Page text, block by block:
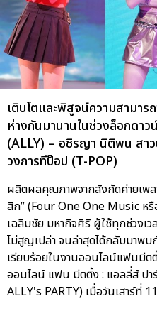
เติบโตและพิสูจน์ความสามา
ห่างกันมานานในช่วงล็อกดา
(ALLY) – อชิรญา นิติพน สา
วงการทีป็อป (T-POP)
ผลิตผลคุณภาพจากสังกัดค่ายเพ
สิก” (Four One One Music ห
เฉลิมชัย มหากิจศิริ ผู้ใช้ทุกช่วงเ
ไม่สูญเปล่า จนล่าสุดได้กลับมา
เรียบร้อยในงานออนไลน์แฟนมีต
ออนไลน์ แฟน มีตติ้ง : แอลลี่ส์ ป
ALLY's PARTY) เมื่อวันเสาร์ที่